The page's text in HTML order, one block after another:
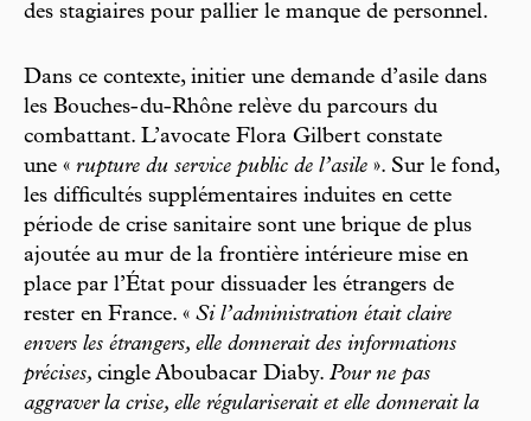
des stagiaires pour pallier le manque de personnel.
Dans ce contexte, initier une demande d’asile dans
les Bouches- du-Rhône relève du parcours du
combattant. L’avocate Flora Gilbert constate
une « rupture du service public de l’asile ». Sur le fond,
les difficultés supplémentaires induites en cette
période de crise sanitaire sont une brique de plus
ajoutée au mur de la frontière intérieure mise en
place par l’État pour dissuader les étrangers de
rester en France. « Si l’administration était claire
envers les étrangers, elle donnerait des informations
précises, cingle Aboubacar Diaby. Pour ne pas
aggraver la crise, elle régulariserait et elle donnerait la